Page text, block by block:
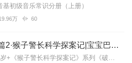
初级音乐常识分册（上册）
万 60
破坏者联盟篇2·猴子警长科学探案记|宝宝巴士故事
【适听年龄】7岁+《猴子警长科学探案记》系列《破坏者联盟篇1·猴子警长科学探案记》>>>《破坏者联盟篇2·猴子警长科学探案记》>>>《破坏者联盟篇3·猴子警长科...